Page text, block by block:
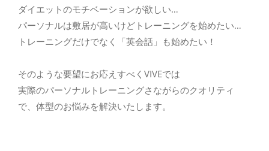
ダイエットのモチベーションが欲しい…
パーソナルは敷居が高いけどトレーニングを始めたい…
トレーニングだけでなく「英会話」も始めたい！
そのような要望にお応えすべくVIVEでは
実際のパーソナルトレーニングさながらのクオリティ
で、体型のお悩みを解決いたします。